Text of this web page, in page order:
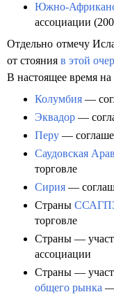
Южно-
ассоциации
Отдельно отмечу
от стояния в этой
В настоящее время на
Колумбия —
Эквадор —
Перу —
Саудовская
торговле
Сирия —
Страны
торговле
Страны —
ассоциации
Страны —
общего рынка —